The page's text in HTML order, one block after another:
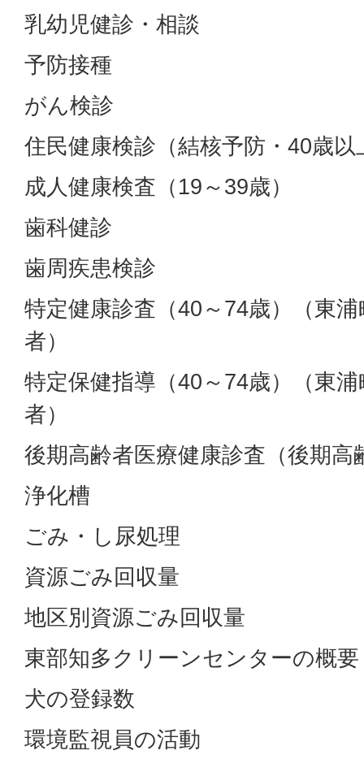
乳幼児健診・相談
予防接種
がん検診
住民健康検診（結核予防・40歳以
成人健康検査（19～39歳）
歯科健診
歯周疾患検診
特定健康診査（40～74歳）（東
者）
特定保健指導（40～74歳）（東
者）
後期高齢者医療健康診査（後期高
浄化槽
ごみ・し尿処理
資源ごみ回収量
地区別資源ごみ回収量
東部知多クリーンセンターの概要
犬の登録数
環境監視員の活動